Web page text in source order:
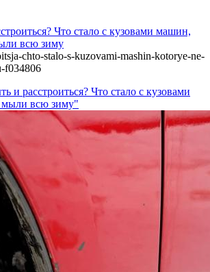
Что стало с кузовами машин,
всю зиму
chto-stalo-s-kuzovami-mashin-kotorye-ne-
f034806
и расстроиться? Что стало с кузовами
всю зиму"